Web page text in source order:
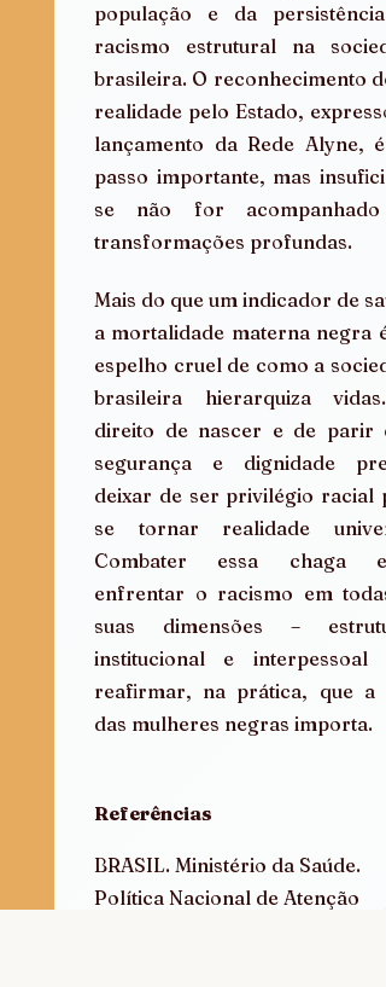
população e da persistência
racismo estrutural na
brasileira. O reconhecimento
realidade pelo Estado,
lançamento da Rede Alyne, é
passo importante, mas
se não for acompanhado
transformações profundas.
Mais do que um indicador de
a mortalidade materna negra é
espelho cruel de como a
brasileira hierarquiza
direito de nascer e de parir
segurança e dignidade
deixar de ser privilégio racial
se tornar realidade
Combater essa chaga
enfrentar o racismo em
suas dimensões –
institucional e interpessoal
reafirmar, na prática, que a
das mulheres negras importa.
Referências
BRASIL. Ministério da Saúde.
Política Nacional de Atenção